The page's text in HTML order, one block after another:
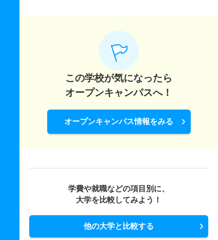
この学校が気になったら
オープンキャンパスへ！
オープンキャンパス情報をみる
学費や就職などの項目別に、
大学を比較してみよう！
他の大学と比較する